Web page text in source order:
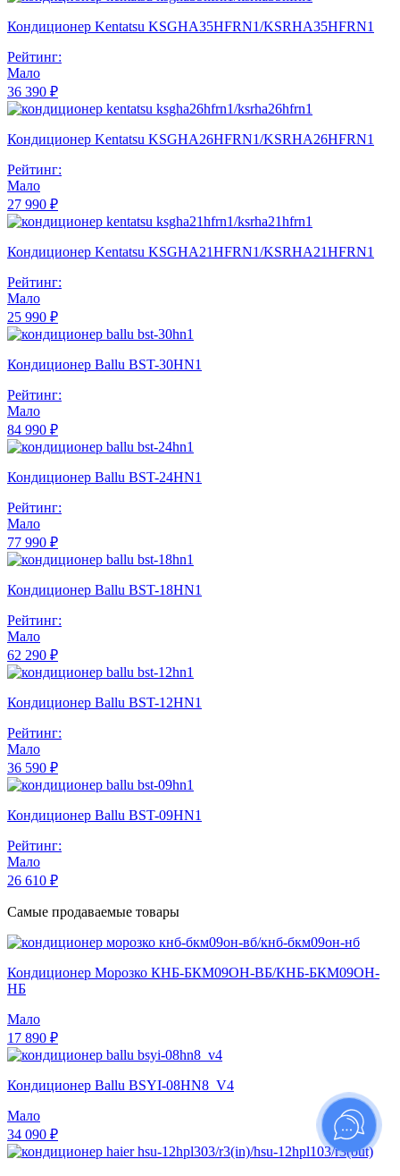
Кондиционер Kentatsu KSGHA35HFRN1/KSRHA35HFRN1
Рейтинг:
Мало
36 390 ₽
Кондиционер Kentatsu KSGHA26HFRN1/KSRHA26HFRN1
Рейтинг:
Мало
27 990 ₽
Кондиционер Kentatsu KSGHA21HFRN1/KSRHA21HFRN1
Рейтинг:
Мало
25 990 ₽
Кондиционер Ballu BST-30HN1
Рейтинг:
Мало
84 990 ₽
Кондиционер Ballu BST-24HN1
Рейтинг:
Мало
77 990 ₽
Кондиционер Ballu BST-18HN1
Рейтинг:
Мало
62 290 ₽
Кондиционер Ballu BST-12HN1
Рейтинг:
Мало
36 590 ₽
Кондиционер Ballu BST-09HN1
Рейтинг:
Мало
26 610 ₽
Самые продаваемые товары
Кондиционер Морозко КНБ-БКМ09ОН-ВБ/КНБ-БКМ09ОН-
НБ
Мало
17 890 ₽
Кондиционер Ballu BSYI-08HN8_V4
Мало
34 090 ₽